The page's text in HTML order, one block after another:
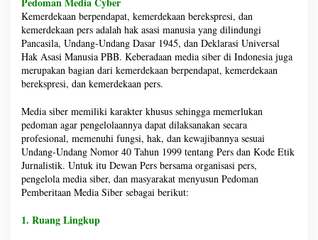
| 17:23-
8 April
2025
O
L
E
H
S
U
E
L
T
I
M
E
C
O
M
Kemerdekaan berpendapat, kemerdekaan berekspresi, dan
kemerdekaan pers adalah hak asasi manusia yang dilindungi
Pancasila, Undang-Undang Dasar 1945, dan Deklarasi Universal
Hak Asasi Manusia PBB. Keberadaan media siber di Indonesia juga
merupakan bagian dari kemerdekaan berpendapat, kemerdekaan
berekspresi, dan kemerdekaan pers.
Media siber memiliki karakter khusus sehingga memerlukan
pedoman agar pengelolaannya dapat dilaksanakan secara
profesional, memenuhi fungsi, hak, dan kewajibannya sesuai
Undang-Undang Nomor 40 Tahun 1999 tentang Pers dan Kode Etik
Jurnalistik. Untuk itu Dewan Pers bersama organisasi pers,
pengelola media siber, dan masyarakat menyusun Pedoman
Pemberitaan Media Siber sebagai berikut:
1. Ruang Lingkup